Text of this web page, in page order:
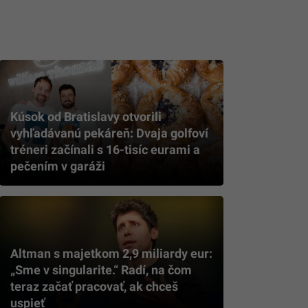
Kúsok od Bratislavy otvorili
vyhľadávanú pekáreň: Dvaja golfoví
tréneri začínali s 16-tisíc eurami a
pečením v garáži
Altman s majetkom 2,9 miliardy eur:
„Sme v singularite.“ Radí, na čom
teraz začať pracovať, ak chceš
uspieť